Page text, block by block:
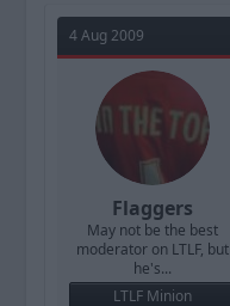
4 Aug 2009
Flaggers
May not be the best
moderator on LTLF, but
he's...
LTLF Minion